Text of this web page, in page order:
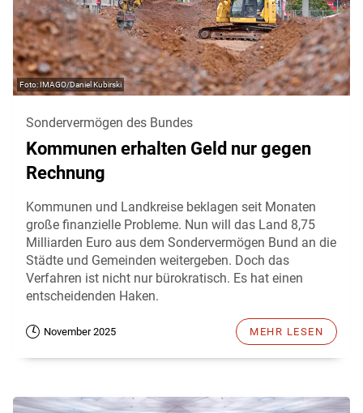
IMAGO/Daniel Kubirski
Sondervermögen des Bundes
Kommunen erhalten Geld nur gegen
Rechnung
Kommunen und Landkreise beklagen seit Monaten
große finanzielle Probleme. Nun will das Land 8,75
Milliarden Euro aus dem Sondervermögen Bund an die
Städte und Gemeinden weitergeben. Doch das
Verfahren ist nicht nur bürokratisch. Es hat einen
entscheidenden Haken.
November 2025 MEHR LESEN